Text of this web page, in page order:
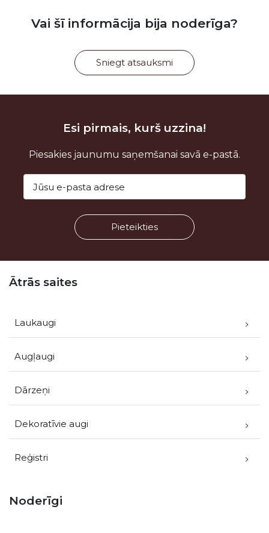
Vai šī informācija bija noderīga?
Sniegt atsauksmi
Esi pirmais, kurš uzzina!
Piesakies jaunumu saņemšanai savā e-pastā.
Ātrās saites
Laukaugi
Augļaugi
Dārzeņi
Dekoratīvie augi
Reģistri
Noderīgi